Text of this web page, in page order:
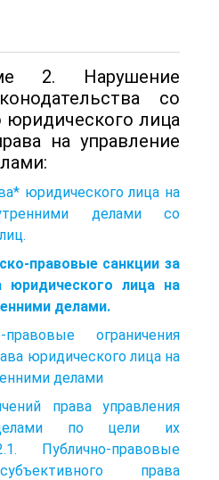
2. Нарушение
со
лица
на управление
юридического лица на
делами со
правовые санкции за
юридического лица на
делами.
ограничения
юридического лица на
делами
права управления
делами по цели их
Публично-правовые
права